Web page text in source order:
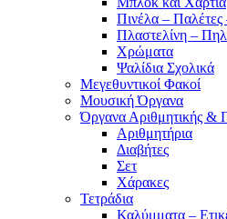
Πινέλα – Παλέτες
Πλαστελίνη –
Χρώματα
Ψαλίδια Σχολικά
Μεγεθυντικοί Φακοί
Μουσική Όργανα
Όργανα Αριθμητικής &
Αριθμητήρια
Διαβήτες
Σετ
Χάρακες
Τετράδια
Καλύμματα –